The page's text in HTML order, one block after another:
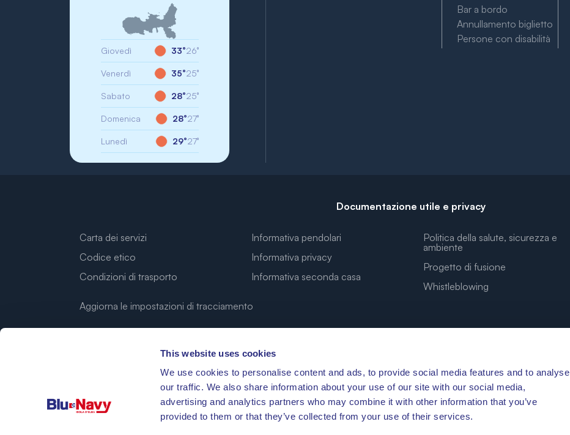
This website uses cookies
We use cookies to personalise content and ads, to provide social media features and to analyse
our traffic. We also share information about your use of our site with our social media,
advertising and analytics partners who may combine it with other information that you’ve
provided to them or that they’ve collected from your use of their services.
Giovedì 33°26°
Venerdì 35°25°
Sabato 28°25°
Domenica 28°27°
Lunedì 29°27°
Bar a bordo
Annullamento biglietto
Persone con disabilità
Documentazione utile e privacy
Carta dei servizi
Codice etico
Condizioni di trasporto
Informativa pendolari
Informativa privacy
Informativa seconda casa
Politica della salute, sicurezza e
ambiente
Progetto di fusione
Whistleblowing
Aggiorna le impostazioni di tracciamento
LE COORDINATE PER I TUOI SOGNI